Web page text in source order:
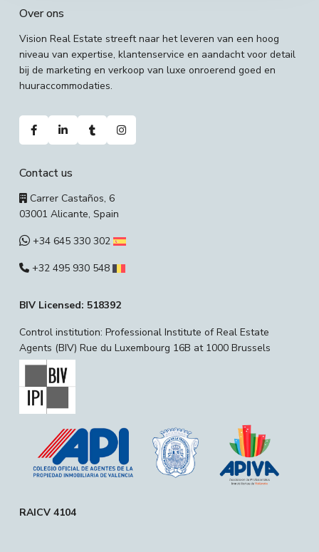
Over ons
Vision Real Estate streeft naar het leveren van een hoog
niveau van expertise, klantenservice en aandacht voor detail
bij de marketing en verkoop van luxe onroerend goed en
huuraccommodaties.
Contact us
Carrer Castaños, 6
03001 Alicante, Spain
+34 645 330 302
+32 495 930 548
BIV Licensed: 518392
Control institution: Professional Institute of Real Estate
Agents (BIV) Rue du Luxembourg 16B at 1000 Brussels
RAICV 4104